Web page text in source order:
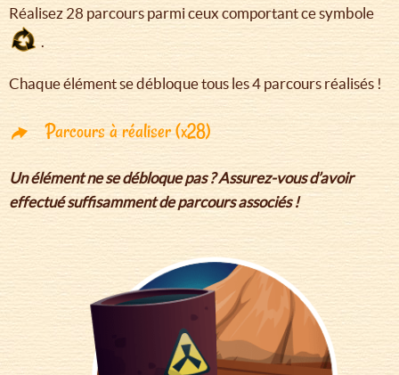
Réalisez 28 parcours parmi ceux comportant ce symbole
.
Chaque élément se débloque tous les 4 parcours réalisés !
Parcours à réaliser (x28)
Un élément ne se débloque pas ? Assurez-vous d’avoir
effectué suffisamment de parcours associés !